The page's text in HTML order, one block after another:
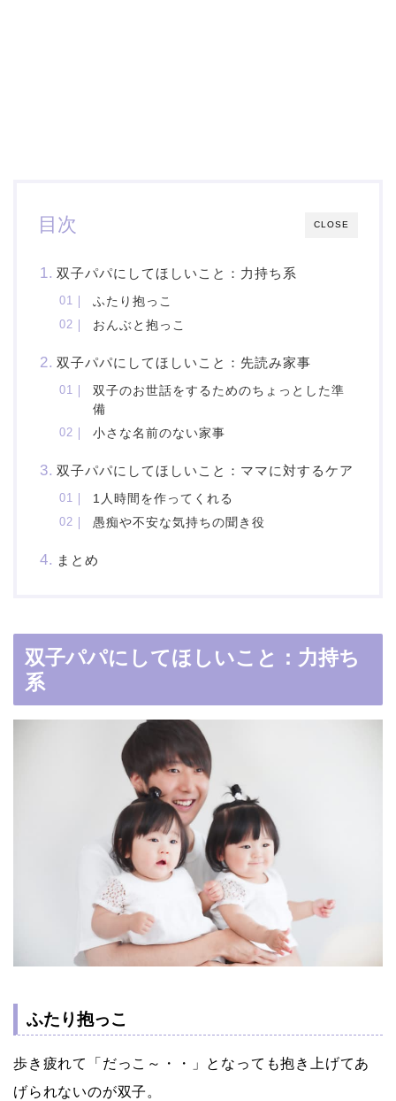
CLOSE
目次
双子パパにしてほしいこと：力持ち系
ふたり抱っこ
おんぶと抱っこ
双子パパにしてほしいこと：先読み家事
双子のお世話をするためのちょっとした準
備
小さな名前のない家事
双子パパにしてほしいこと：ママに対するケア
1人時間を作ってくれる
愚痴や不安な気持ちの聞き役
まとめ
双子パパにしてほしいこと：力持ち
系
ふたり抱っこ
歩き疲れて「だっこ～・・」となっても抱き上げてあ
げられないのが双子。